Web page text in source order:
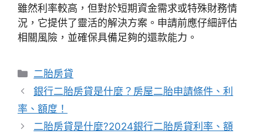
雖然利率較高，但對於短期資金需求或特殊財務情
況，它提供了靈活的解決方案。申請前應仔細評估
相關風險，並確保具備足夠的還款能力。
分
類
二胎房貸
銀行二胎房貸是什麼？房屋二胎申請條件、利
率、額度！
二胎房貸是什麼?2024銀行二胎房貸利率、額